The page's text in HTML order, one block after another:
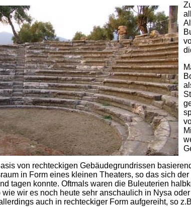
von rechteckigen Gebäudegrundrissen
in Form eines kleinen Theaters, so das sich
tagen konnte. Oftmals waren die Buleuterien
wie wir es noch heute sehr anschaulich in Nysa
auch in rechteckiger Form aufgereiht, so